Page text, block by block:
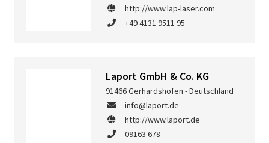
http://www.lap-laser.com
+49 4131 9511 95
Laport GmbH & Co. KG
91466 Gerhardshofen - Deutschland
info@laport.de
http://www.laport.de
09163 678